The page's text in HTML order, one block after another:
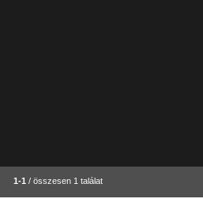
1-1 / összesen 1 találat